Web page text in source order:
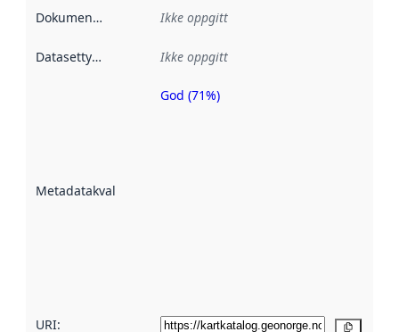
Dokumentasjon Ikke oppgitt
Datasettype Ikke oppgitt
Metadatakvalitet
Metadatakvalitet
God (71%)
URI: